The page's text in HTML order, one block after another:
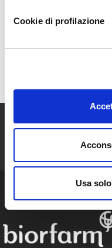
Cookie di profilazione
Usa
ISCRIVITI